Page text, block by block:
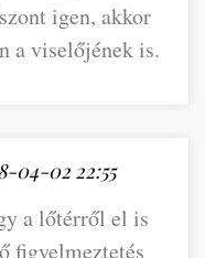
igen, akkor
a viselőjének is.
04-02 22:55
a lőtérről el is
figyelmeztetés